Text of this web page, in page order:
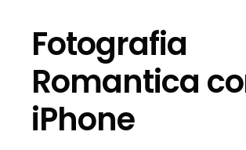
Fotografia
Romantica
iPhone